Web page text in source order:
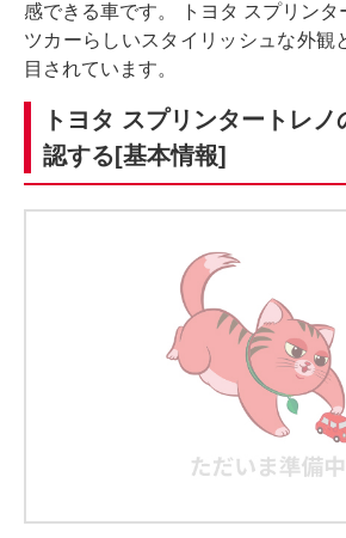
感できる車です。 トヨタ スプリンタ
ツカーらしいスタイリッシュな外観
目されています。
トヨタ スプリンタートレ
認する[基本情報]